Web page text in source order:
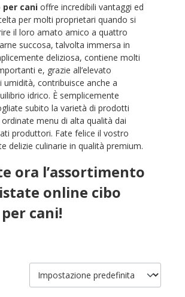
per cani offre incredibili vantaggi ed
per molti proprietari quando si
il loro amato amico a quattro
succosa, talvolta immersa in
deliziosa, contiene molti
e, grazie all’elevato
umidità, contribuisce anche a
idrico. È semplicemente
subito la varietà di prodotti
menu di alta qualità dai
produttori. Fate felice il vostro
delizie culinarie in qualità premium.
ora l’assortimento
online cibo
cani!